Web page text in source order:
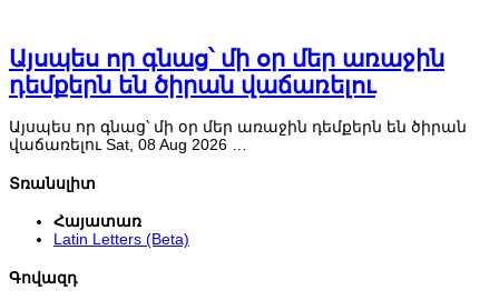
Այսպես որ գնաց՝ մի օր մեր առաջին
դեմքերն են ծիրան վաճառելու
Այսպես որ գնաց՝ մի օր մեր առաջին դեմքերն են ծիրան
վաճառելու Sat, 08 Aug 2026 …
Տռանսլիտ
Հայատառ
Latin Letters (Beta)
Գովազդ